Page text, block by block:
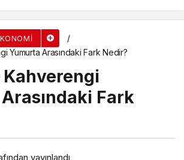
Yumurta Arasındaki Fark Nedir?
Kahverengi
Fark
yayınlandı